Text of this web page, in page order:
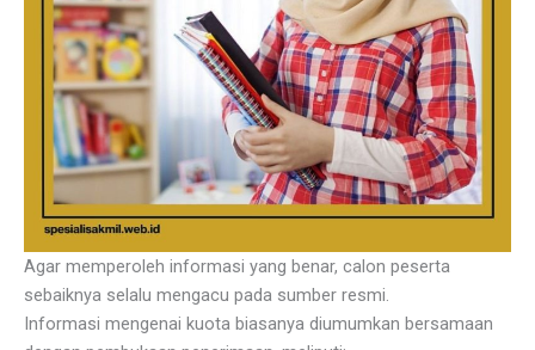
Agar memperoleh informasi yang benar, calon peserta
sebaiknya selalu mengacu pada sumber resmi.
Informasi mengenai kuota biasanya diumumkan bersamaan